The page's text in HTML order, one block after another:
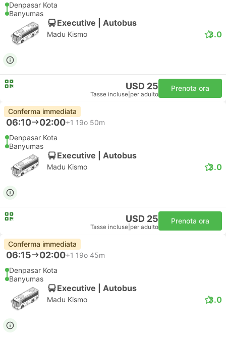
Denpasar Kota
Banyumas
Executive | Autobus
Madu Kismo 3.0
USD 25
Tasse incluse per adulto
Prenota ora
Conferma immediata
06:10 02:00+1 19o 50m
Denpasar Kota
Banyumas
Executive | Autobus
Madu Kismo 3.0
USD 25
Tasse incluse per adulto
Prenota ora
Conferma immediata
06:15 02:00+1 19o 45m
Denpasar Kota
Banyumas
Executive | Autobus
Madu Kismo 3.0